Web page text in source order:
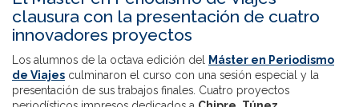
clausura con la presentación de cuatro
innovadores proyectos
Los alumnos de la octava edición del
Máster en Periodismo
de Viajes culminaron el curso con una sesión especial y la
presentación de sus trabajos finales. Cuatro proyectos